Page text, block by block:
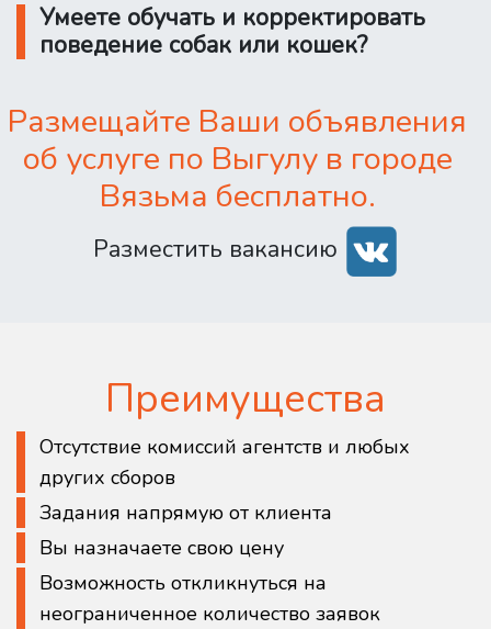
Умеете обучать и корректировать
поведение собак или кошек?
Размещайте Ваши объявления
об услуге по Выгулу в городе
Вязьма бесплатно.
Разместить вакансию
Преимущества
Отсутствие комиссий агентств и любых
других сборов
Задания напрямую от клиента
Вы назначаете свою цену
Возможность откликнуться на
неограниченное количество заявок